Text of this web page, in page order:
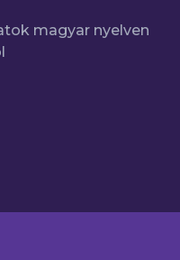
magyar nyelven